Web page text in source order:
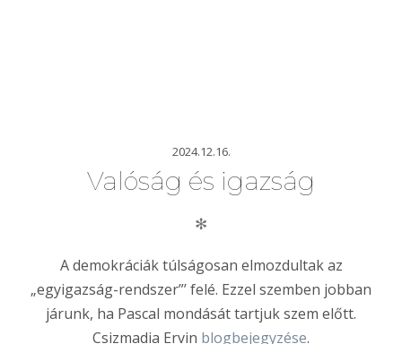
2024.12.16.
Valóság és igazság
✻
A demokráciák túlságosan elmozdultak az
„egyigazság-rendszer”’ felé. Ezzel szemben jobban
járunk, ha Pascal mondását tartjuk szem előtt.
Csizmadia Ervin blogbejegyzése.